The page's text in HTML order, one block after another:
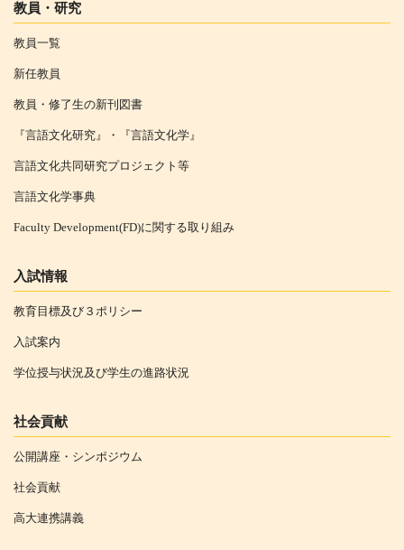
教員・研究
教員一覧
新任教員
教員・修了生の新刊図書
『言語文化研究』・『言語文化学』
言語文化共同研究プロジェクト等
言語文化学事典
Faculty Development(FD)に関する取り組み
入試情報
教育目標及び３ポリシー
入試案内
学位授与状況及び学生の進路状況
社会貢献
公開講座・シンポジウム
社会貢献
高大連携講義